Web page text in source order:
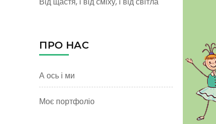
ПРО НАС
А ось і ми
Моє портфоліо